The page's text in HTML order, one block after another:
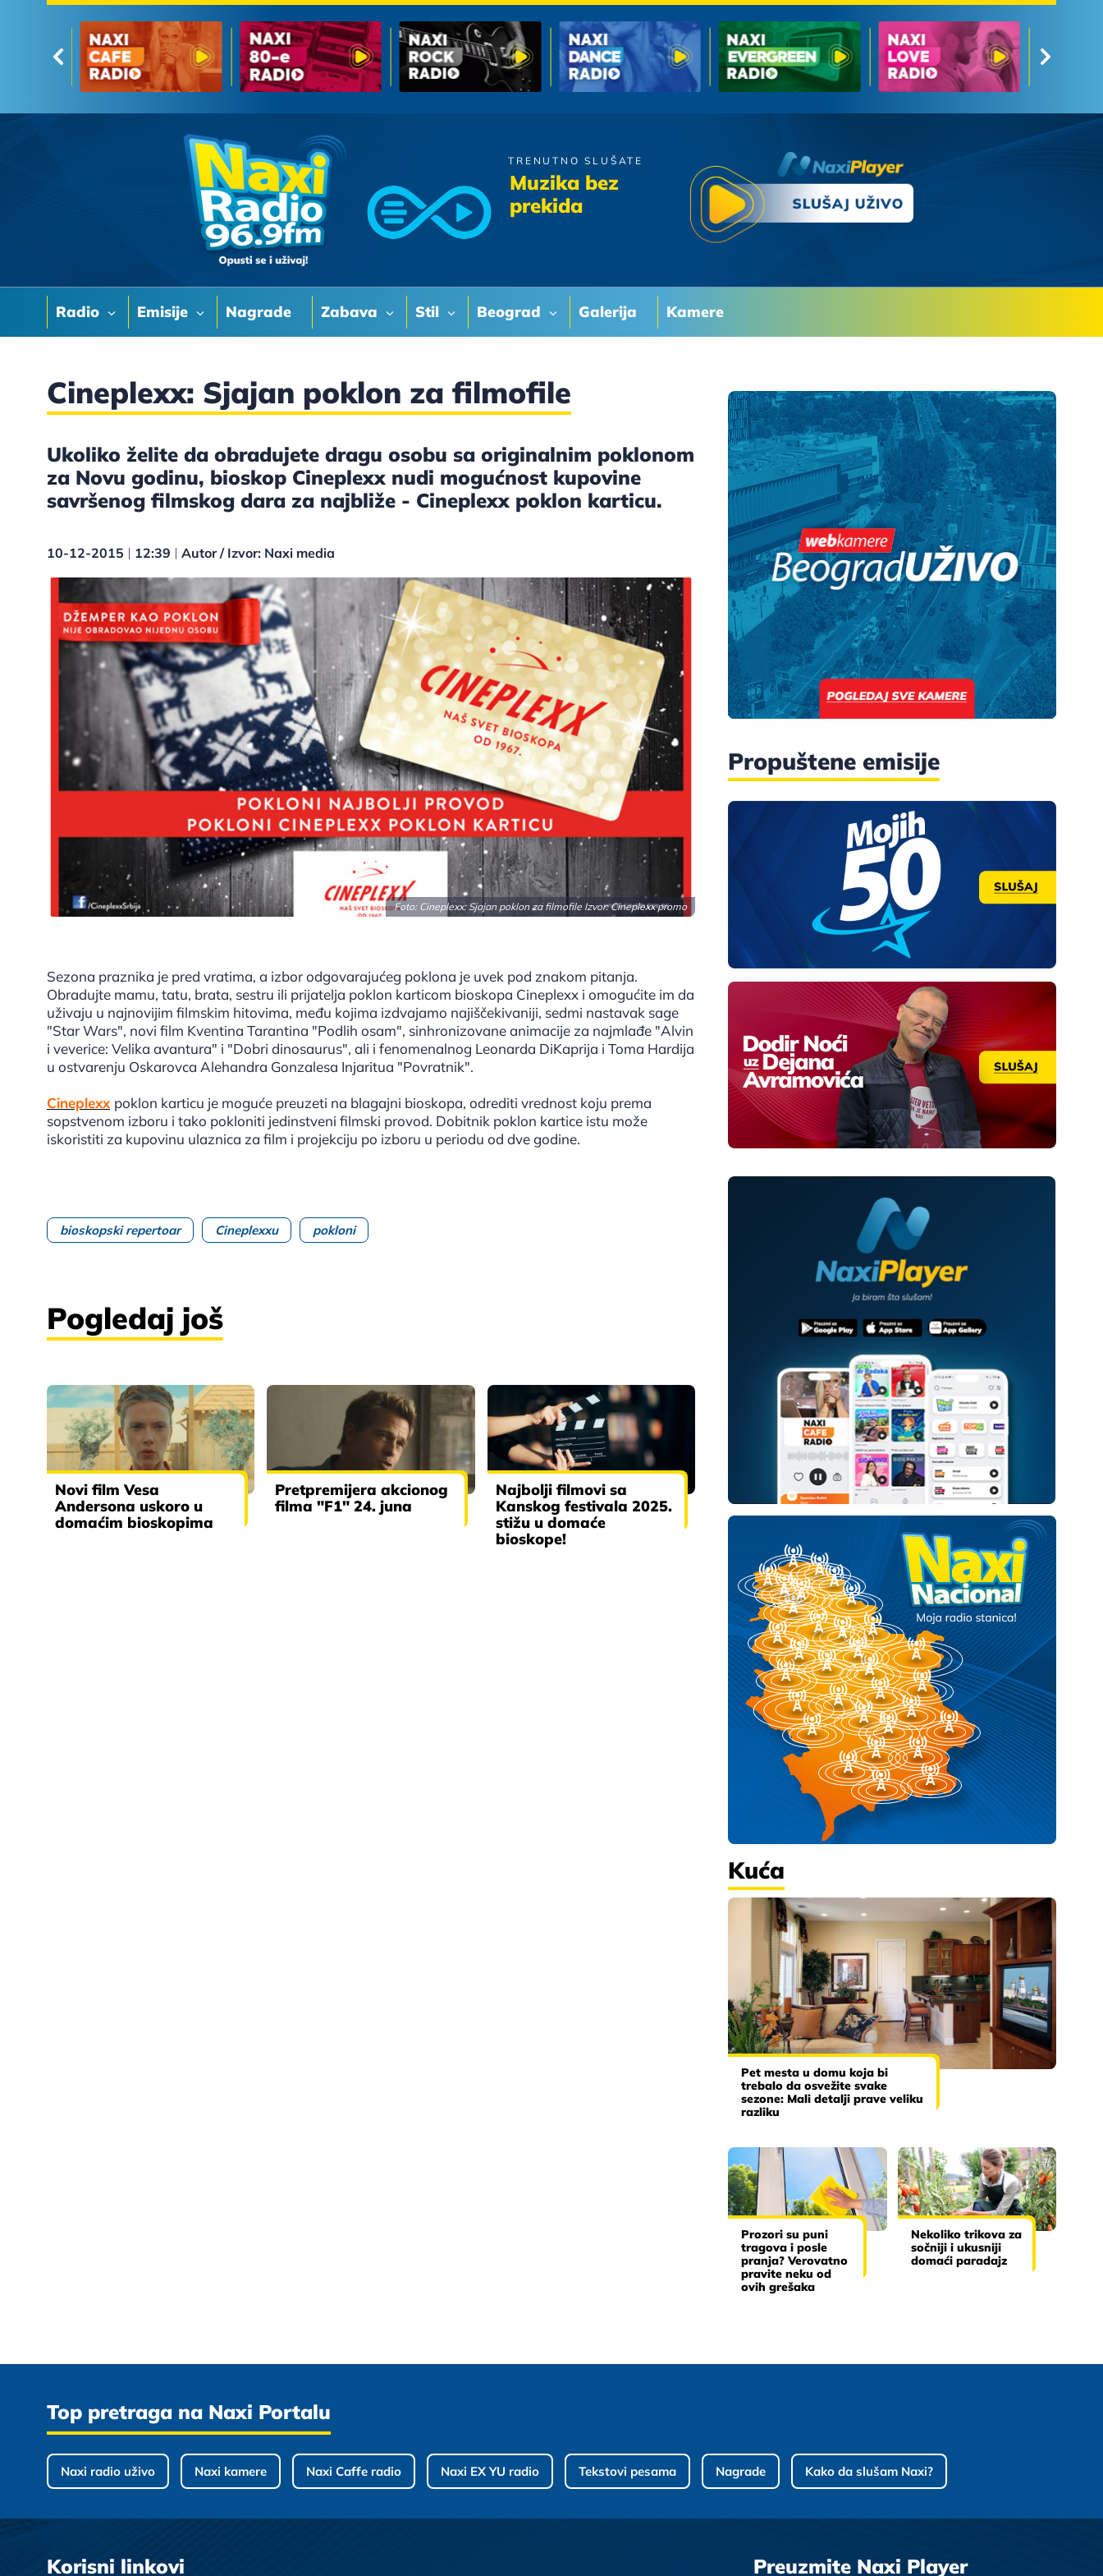
Radio Emisije Nagrade Zabava Stil Beograd Galerija Kamere
TRENUTNO SLUŠATE
Muzika bez
prekida
Tony Cetinski
Cineplexx: Sjajan poklon za filmofile
Ukoliko želite da obradujete dragu osobu sa originalnim poklonom
za Novu godinu, bioskop Cineplexx nudi mogućnost kupovine
savršenog filmskog dara za najbliže - Cineplexx poklon karticu.
10-12-2015 12:39 Autor / Izvor: Naxi media
Foto: Cineplexx: Sjajan poklon za filmofile Izvor: Cineplexx promo
Sezona praznika je pred vratima, a izbor odgovarajućeg poklona je uvek pod znakom pitanja.
Obradujte mamu, tatu, brata, sestru ili prijatelja poklon karticom bioskopa Cineplexx i omogućite im da
uživaju u najnovijim filmskim hitovima, među kojima izdvajamo najiščekivaniji, sedmi nastavak sage
"Star Wars", novi film Kventina Tarantina "Podlih osam", sinhronizovane animacije za najmlađe "Alvin
i veverice: Velika avantura" i "Dobri dinosaurus", ali i fenomenalnog Leonarda DiKaprija i Toma Hardija
u ostvarenju Oskarovca Alehandra Gonzalesa Injaritua "Povratnik".
Cineplexx poklon karticu je moguće preuzeti na blagajni bioskopa, odrediti vrednost koju prema
sopstvenom izboru i tako pokloniti jedinstveni filmski provod. Dobitnik poklon kartice istu može
iskoristiti za kupovinu ulaznica za film i projekciju po izboru u periodu od dve godine.
bioskopski repertoar Cineplexxu pokloni
Pogledaj još
Novi film Vesa
Andersona uskoro u
domaćim bioskopima
Pretpremijera akcionog
filma "F1" 24. juna
Najbolji filmovi sa
Kanskog festivala 2025.
stižu u domaće
bioskope!
Propuštene emisije
Kuća
Pet mesta u domu koja bi
trebalo da osvežite svake
sezone: Mali detalji prave veliku
razliku
Prozori su puni
tragova i posle
pranja? Verovatno
pravite neku od
ovih grešaka
Nekoliko trikova za
sočniji i ukusniji
domaći paradajz
Top pretraga na Naxi Portalu
Naxi radio uživo Naxi kamere Naxi Caffe radio Naxi EX YU radio Tekstovi pesama Nagrade Kako da slušam Naxi?
Korisni linkovi Preuzmite Naxi Player